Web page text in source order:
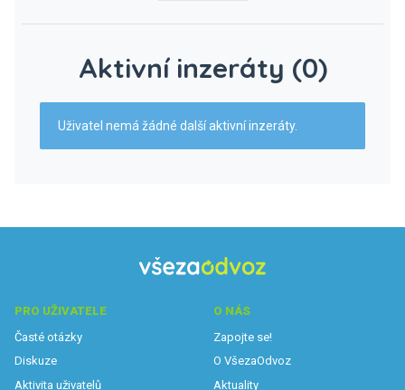
Aktivní inzeráty (0)
Uživatel nemá žádné další aktivní inzeráty.
PRO UŽIVATELE
Časté otázky
Diskuze
Aktivita uživatelů
O NÁS
Zapojte se!
O VšezaOdvoz
Aktuality